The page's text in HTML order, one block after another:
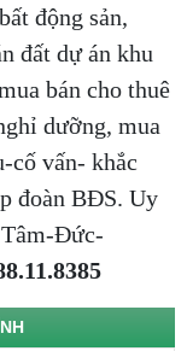
động sản,
đất dự án khu
bán cho thuê
dưỡng, mua
cố vấn- khắc
đoàn BĐS. Uy
Đức-